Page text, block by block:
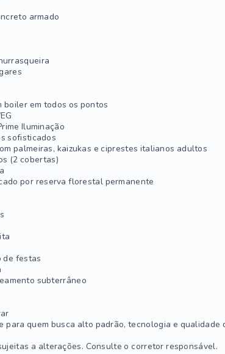
armado
boiler em todos os pontos
Iluminação
sofisticados
palmeiras, kaizukas e ciprestes italianos adultos
(2 cobertas)
por reserva florestal permanente
de festas
subterrâneo
para quem busca alto padrão, tecnologia e qualidade
a alterações. Consulte o corretor responsável.